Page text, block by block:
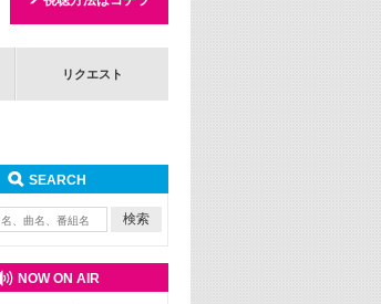
リクエスト
SEARCH
NOW ON AIR